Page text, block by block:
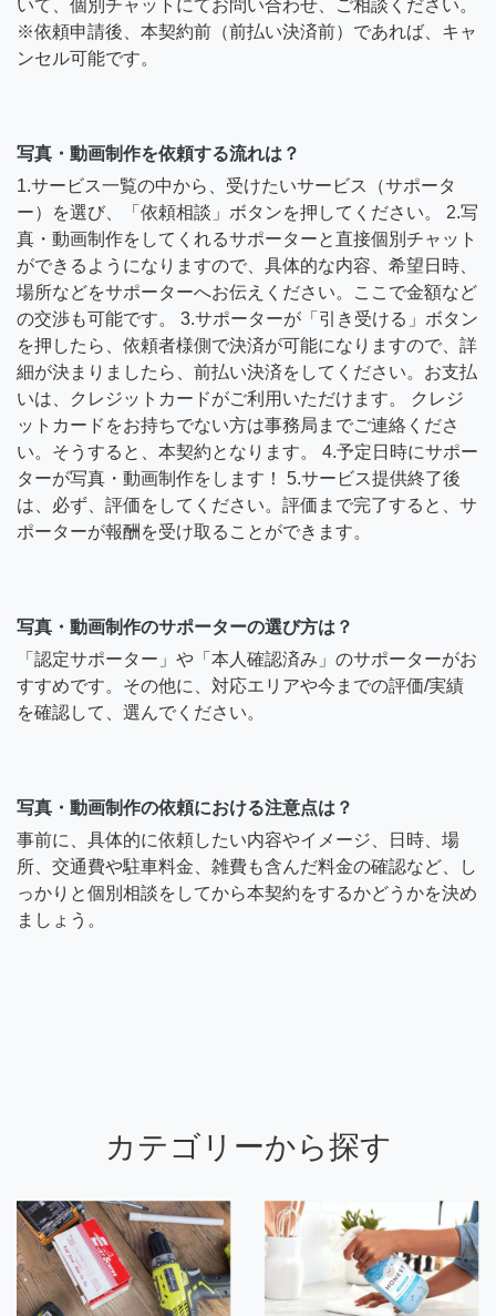
いて、個別チャットにてお問い合わせ、ご相談ください。
※依頼申請後、本契約前（前払い決済前）であれば、キャ
ンセル可能です。
写真・動画制作を依頼する流れは？
1.サービス一覧の中から、受けたいサービス（サポータ
ー）を選び、「依頼相談」ボタンを押してください。 2.写
真・動画制作をしてくれるサポーターと直接個別チャット
ができるようになりますので、具体的な内容、希望日時、
場所などをサポーターへお伝えください。ここで金額など
の交渉も可能です。 3.サポーターが「引き受ける」ボタン
を押したら、依頼者様側で決済が可能になりますので、詳
細が決まりましたら、前払い決済をしてください。お支払
いは、クレジットカードがご利用いただけます。 クレジ
ットカードをお持ちでない方は事務局までご連絡くださ
い。そうすると、本契約となります。 4.予定日時にサポー
ターが写真・動画制作をします！ 5.サービス提供終了後
は、必ず、評価をしてください。評価まで完了すると、サ
ポーターが報酬を受け取ることができます。
写真・動画制作のサポーターの選び方は？
「認定サポーター」や「本人確認済み」のサポーターがお
すすめです。その他に、対応エリアや今までの評価/実績
を確認して、選んでください。
写真・動画制作の依頼における注意点は？
事前に、具体的に依頼したい内容やイメージ、日時、場
所、交通費や駐車料金、雑費も含んだ料金の確認など、し
っかりと個別相談をしてから本契約をするかどうかを決め
ましょう。
カテゴリーから探す